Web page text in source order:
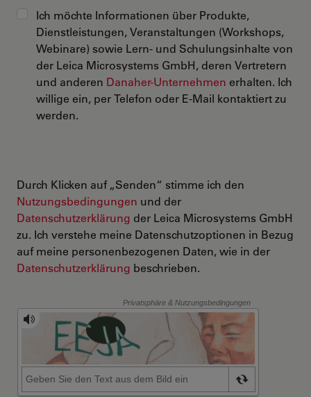
Ich möchte Informationen über Produkte,
Dienstleistungen, Veranstaltungen (Workshops,
Webinare) sowie Lern- und Schulungsinhalte von
der Leica Microsystems GmbH, deren Vertretern
und anderen Danaher-Unternehmen erhalten. Ich
willige ein, per Telefon oder E-Mail kontaktiert zu
werden.
Durch Klicken auf „Senden“ stimme ich den
Nutzungsbedingungen und der
Datenschutzerklärung der Leica Microsystems GmbH
zu. Ich verstehe meine Datenschutzoptionen in Bezug
auf meine personenbezogenen Daten, wie in der
Datenschutzerklärung beschrieben.